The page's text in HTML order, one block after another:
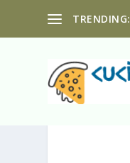
TRENDING: